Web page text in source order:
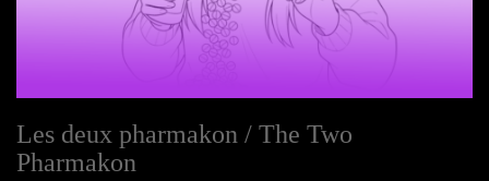
Les deux pharmakon / The Two
Pharmakon